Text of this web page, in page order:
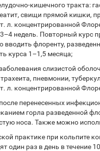
кишечного тракта:
свищи прямой кишки,
л. концентрированной
3–4 недель. Повторный курс
вводить флоренту,
курса 1–1,5 месяца;
слизистой
пневмонии,
л. концентрированной
перенесенных
горла разведенной
носа. Также можно
практике при кольпите
один раз в день в течение